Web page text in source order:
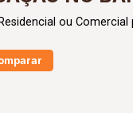
Residencial ou